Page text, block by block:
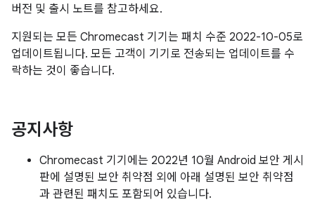
버전 및 출시 노트를 참고하세요.
지원되는 모든 Chromecast 기기는 패치 수준 2022-10-05로
업데이트됩니다. 모든 고객이 기기로 전송되는 업데이트를 수
락하는 것이 좋습니다.
공지사항
Chromecast 기기에는 2022년 10월 Android 보안 게시
판에 설명된 보안 취약점 외에 아래 설명된 보안 취약점
과 관련된 패치도 포함되어 있습니다.